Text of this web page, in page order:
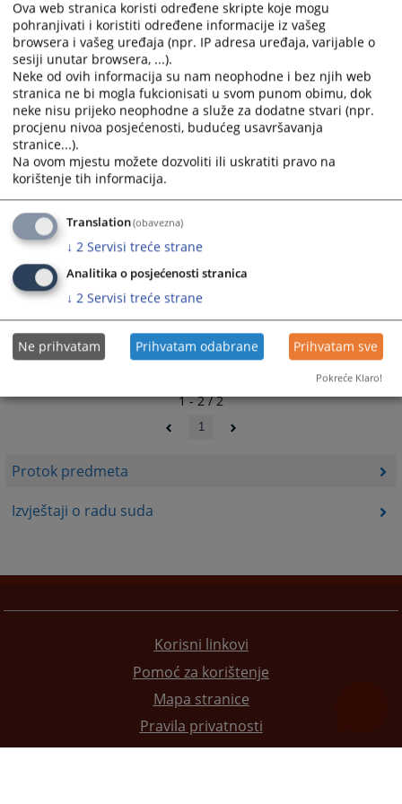
Protok predmeta
Izvještaji o radu suda
and
select
a
date.
Press
the
question
mark
key
get
the
keyboard
shortcuts
for
dates.
and
select
a
date.
Press
the
question
mark
key
the
keyboard
shortcuts
for
dates.
1 - 2 / 2
1
Korisni linkovi
Pomoć za korištenje
Mapa stranice
Pravila privatnosti
Ova web stranica koristi određene skripte koje mogu
pohranjivati i koristiti određene informacije iz vašeg
browsera i vašeg uređaja (npr. IP adresa uređaja, varijable o
sesiji unutar browsera, ...).
Neke od ovih informacija su nam neophodne i bez njih web
stranica ne bi mogla fukcionisati u svom punom obimu, dok
neke nisu prijeko neophodne a služe za dodatne stvari (npr.
procjenu nivoa posjećenosti, budućeg usavršavanja
stranice...).
Na ovom mjestu možete dozvoliti ili uskratiti pravo na
korištenje tih informacija.
Translation(obavezna)
↓ 2 Servisi treće strane
Analitika o posjećenosti stranica
↓ 2 Servisi treće strane
Ne prihvatam Prihvatam odabrane Prihvatam sve
Pokreće Klaro!